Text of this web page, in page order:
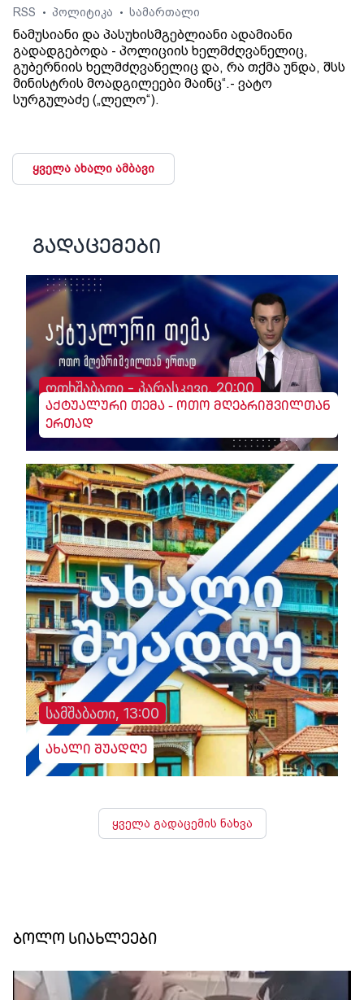
RSS
• პოლიტიკა • სამართალი
ნამუსიანი და პასუხისმგებლიანი ადამიანი
გადადგებოდა - პოლიციის ხელმძღვანელიც,
გუბერნიის ხელმძღვანელიც და, რა თქმა უნდა, შსს
მინისტრის მოადგილეები მაინც“.- ვატო
სურგულაძე („ლელო“).
ყველა ახალი ამბავი
გადაცემები
ოთხშაბათი - პარასკევი, 20:00
აქტუალური თემა - ოთო მღებრიშვილთან
ერთად
სამშაბათი, 13:00
ახალი შუადღე
ყველა გადაცემის ნახვა
ბოლო სიახლეები